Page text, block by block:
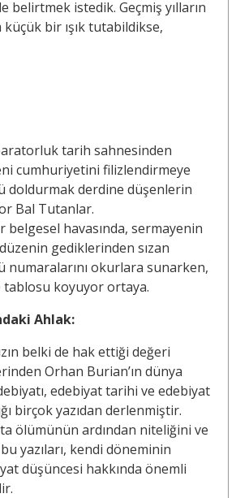
belirtmek istedik. Geçmiş yılların
bir ışık tutabildikse,
tarih sahnesinden
cumhuriyetini filizlendirmeye
doldurmak derdine düşenlerin
Bal Tutanlar.
belgesel havasında, sermayenin
gediklerinden sızan
numaralarını okurlara sunarken,
koyuyor ortaya.
Ahlak:
belki de hak ettiği değeri
Orhan Burian’ın dünya
edebiyat tarihi ve edebiyat
birçok yazıdan derlenmiştir.
ölümünün ardından niteliğini ve
yazıları, kendi döneminin
düşüncesi hakkında önemli